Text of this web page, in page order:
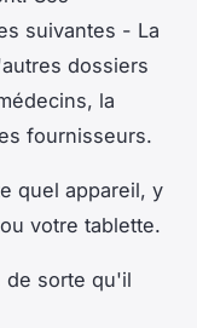
suivantes - La
dossiers
la
fournisseurs.
quel appareil, y
votre tablette.
de sorte qu'il